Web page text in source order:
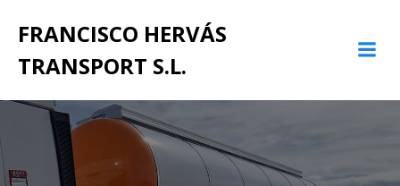
al
FRANCISCO HERVÁS
TRANSPORT S.L.